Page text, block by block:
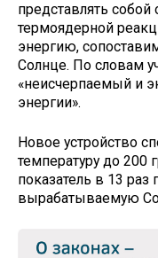
представлять
термоядерной
энергию,
Солнце. По словам
«неисчерпаемый и
энергии».
Новое устройство
температуру до 200
показатель в 13
вырабатываемую